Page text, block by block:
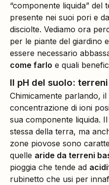
“componente liquida” del
presente nei suoi pori e
disciolte. Vediamo ora
per le piante del giardino
essere necessario
come farlo e quali
Il pH del suolo:
Chimicamente parlando,
concentrazione di ioni
sua componente liquida.
stessa della terra, ma
zone piovose sono
quelle aride da terreni
pioggia che tende ad
rubinetto che usi per